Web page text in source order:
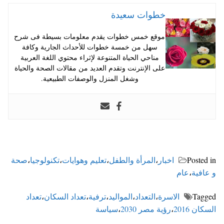
خطوات سعيدة
موقع خمس خطوات يقدم معلومات بسيطة فى شرح
سهل من خمسة خطوات للأحداث الجارية وكافة
مناحي الحياة المتنوعة لإثراء محتوي اللغة العربية
على الإنترنت وتقدم العديد من مقالات الصحة والحياة
وشغل المنزل والوصفات الطبيعية.
Posted in اخبار ،المرأة والطفل،تعليم وهوايات،تكنولوجيا،صحة
و عافية،عام
Tagged الاسرة،التعداد،المواليد،ترفية،تعداد السكان،تعداد
السكان 2016
،رؤية مصر 2030 ،سياسة